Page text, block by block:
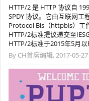
HTTP/2 是 HTTP 协议自
SPDY 协议。它由互联网
Protocol Bis（httpbis）工
HTTP/2标准提议递交至
HTTP/2标准于2015年5月以
By CH首席编辑, 2017-05-27